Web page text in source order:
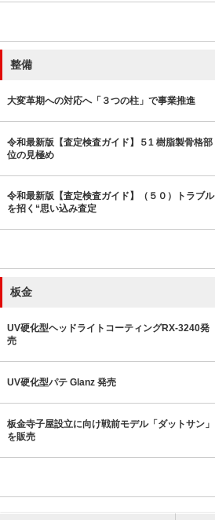
整備
大変革期への対応へ「３つの柱」で事業推進
令和最新版【査定検査ガイド】５1 樹脂製骨格部
位の見極め
令和最新版【査定検査ガイド】（５０）トラブル
を招く“思い込み査定
板金
UV硬化型ヘッドライトコーティングRX-3240発
売
UV硬化型パテ Glanz 発売
板金寺子屋設立に向け戦前モデル「ダットサン」
を販売